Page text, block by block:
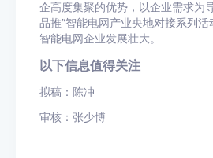
企高度集聚的优势，以企业需求为
品推”智能电网产业央地对接系列
智能电网企业发展壮大。
以下信息值得关注
拟稿：陈冲
审核：张少博